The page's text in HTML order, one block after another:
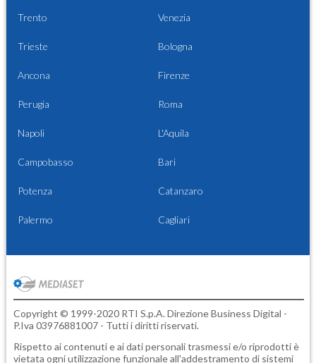
Trento Venezia
Trieste Bologna
Ancona Firenze
Perugia Roma
Napoli L'Aquila
Campobasso Bari
Potenza Catanzaro
Palermo Cagliari
Copyright © 1999-2020 RTI S.p.A. Direzione Business Digital -
P.Iva 03976881007 - Tutti i diritti riservati.
Rispetto ai contenuti e ai dati personali trasmessi e/o riprodotti è
vietata ogni utilizzazione funzionale all'addestramento di sistemi